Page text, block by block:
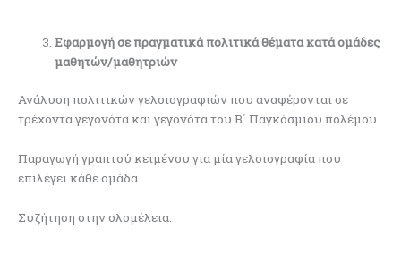
Εφαρμογή σε πραγματικά πολιτικά θέματα κατά ομάδες
μαθητών/μαθητριών
Ανάλυση πολιτικών γελοιογραφιών που αναφέρονται σε
τρέχοντα γεγονότα και γεγονότα του Β΄ Παγκόσμιου πολέμου.
Παραγωγή γραπτού κειμένου για μία γελοιογραφία που
επιλέγει κάθε ομάδα.
Συζήτηση στην ολομέλεια.